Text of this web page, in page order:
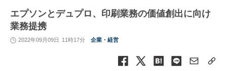
エプソンとデュプロ、印刷業務の価値創出に向け
業務提携
2022年09月09日 11時17分 企業・経営